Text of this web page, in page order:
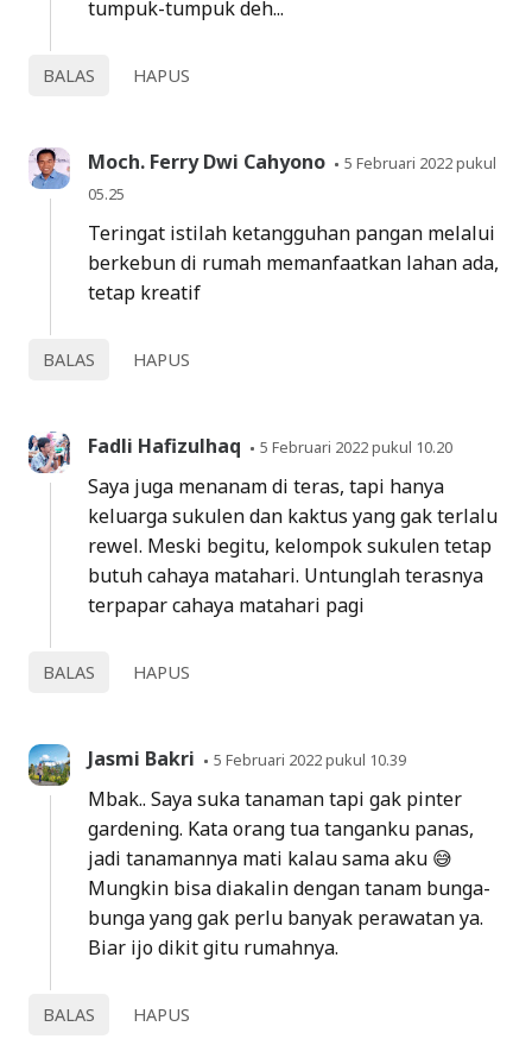
tumpuk-tumpuk deh...
BALAS HAPUS
Moch. Ferry Dwi Cahyono
5 Februari 2022 pukul
05.25
Teringat istilah ketangguhan pangan melalui
berkebun di rumah memanfaatkan lahan ada,
tetap kreatif
BALAS HAPUS
Fadli Hafizulhaq 5 Februari 2022 pukul 10.20
Saya juga menanam di teras, tapi hanya
keluarga sukulen dan kaktus yang gak terlalu
rewel. Meski begitu, kelompok sukulen tetap
butuh cahaya matahari. Untunglah terasnya
terpapar cahaya matahari pagi
BALAS HAPUS
Jasmi Bakri 5 Februari 2022 pukul 10.39
Mbak.. Saya suka tanaman tapi gak pinter
gardening. Kata orang tua tanganku panas,
jadi tanamannya mati kalau sama aku 😅
Mungkin bisa diakalin dengan tanam bunga-
bunga yang gak perlu banyak perawatan ya.
Biar ijo dikit gitu rumahnya.
BALAS HAPUS